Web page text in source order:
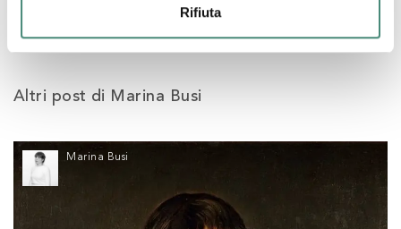
Rifiuta
Altri post di Marina Busi
Marina Busi